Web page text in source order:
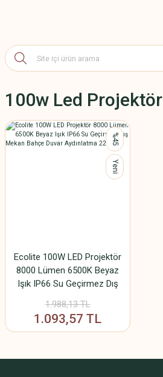
100w Led Projektör
%45
Yeni
Ecolite 100W LED Projektör
8000 Lümen 6500K Beyaz
Işık IP66 Su Geçirmez Dış
Aydınlatma 220V
1.988,13 TL
1.093,57 TL